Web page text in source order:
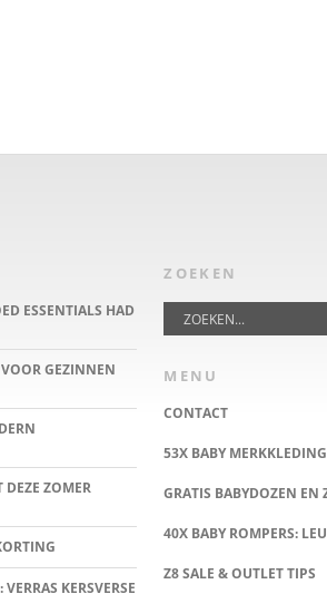
ESSENTIALS HAD
GEZINNEN
DEZE ZOMER
KERSVERSE
ZOEKEN
MENU
CONTACT
53X BABY
GRATIS BABYDOZEN EN
40X BABY ROMPERS:
Z8 SALE & OUTLET TIPS